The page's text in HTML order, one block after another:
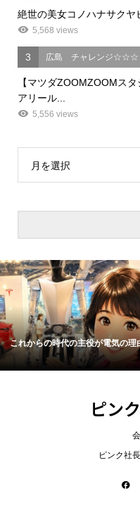
絶世の美女コノハナサク
5,568 views
3 広島 チャレンジ☆☆☆
【マツダZOOMZOOMス
アリール...
5,556 views
月を選択
これからの時代の主役が電気の理
ピン
ピンク社